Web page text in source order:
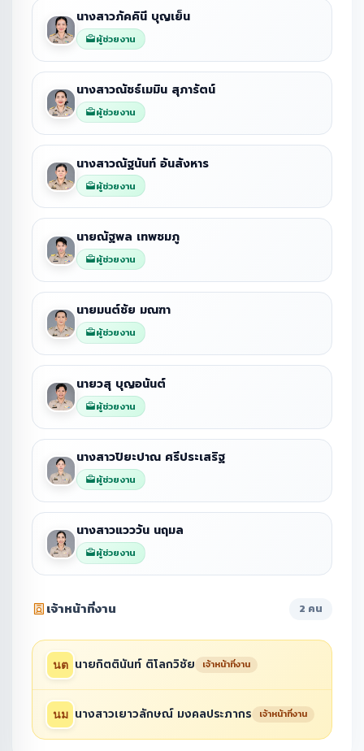
นางสาวภัคคินี บุญเย็น
ผู้ช่วยงาน
นางสาวณัชธ์เมมิน สุภารัตน์
ผู้ช่วยงาน
นางสาวณัฐนันท์ อันสังหาร
ผู้ช่วยงาน
นายณัฐพล เทพชมภู
ผู้ช่วยงาน
นายมนต์ชัย มณฑา
ผู้ช่วยงาน
นายวสุ บุญอนันต์
ผู้ช่วยงาน
นางสาวปิยะปาณ ศรีประเสริฐ
ผู้ช่วยงาน
นางสาวแวววัน นฤมล
ผู้ช่วยงาน
เจ้าหน้าที่งาน 2 คน
นายกิตตินันท์ ติโลกวิชัย เจ้าหน้าที่งาน
นางสาวเยาวลักษณ์ มงคลประภากร เจ้าหน้าที่งาน